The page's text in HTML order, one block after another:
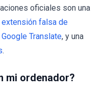
oficiales son una
extensión falsa de
Translate, y una
.
mi ordenador?